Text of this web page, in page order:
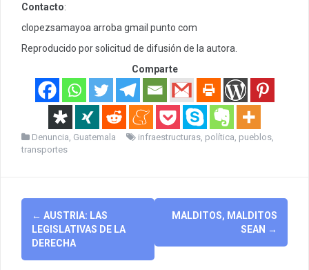
Contacto:
clopezsamayoa arroba gmail punto com
Reproducido por solicitud de difusión de la autora.
Comparte
Denuncia Guatemala infraestructuras política pueblos
transportes
Post
navigation
← AUSTRIA: LAS
LEGISLATIVAS DE LA
DERECHA
MALDITOS, MALDITOS
SEAN →